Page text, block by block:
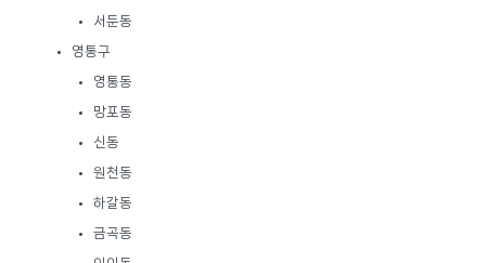
서둔동
영통구
영통동
망포동
신동
원천동
하갈동
금곡동